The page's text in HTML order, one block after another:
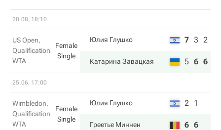
20.08, 18:10
US Open,
Qualification
WTA
Female
Single
Юлия Глушко 7 3 2
Катарина Завацкая 5 6 6
25.06, 17:00
Wimbledon,
Qualification
WTA
Female
Single
Юлия Глушко 2 1
Греетье Миннен 6 6